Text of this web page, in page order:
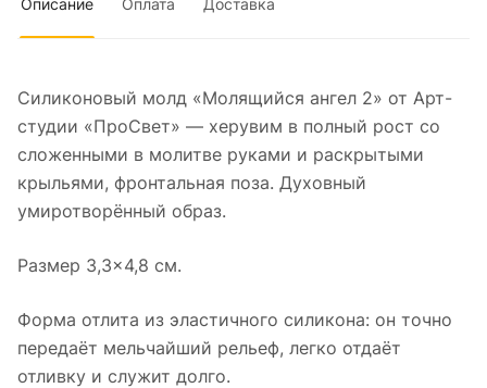
Описание Оплата Доставка
Силиконовый молд «Молящийся ангел 2» от Арт-
студии «ПроСвет» — херувим в полный рост со
сложенными в молитве руками и раскрытыми
крыльями, фронтальная поза. Духовный
умиротворённый образ.
Размер 3,3×4,8 см.
Форма отлита из эластичного силикона: он точно
передаёт мельчайший рельеф, легко отдаёт
отливку и служит долго.